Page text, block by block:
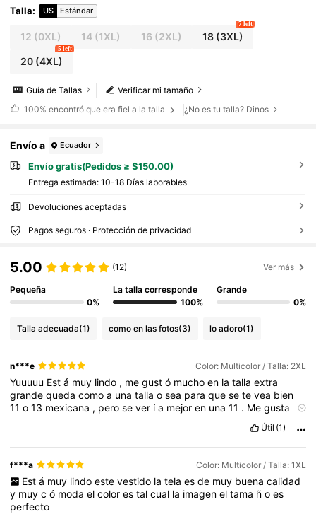
de música, tallas grandes
Talla: US Estándar
12 (0XL) 14 (1XL) 16 (2XL) 18(3XL)
7 left
20(4XL)
5 left
Verificar mi tamaño
Guía de Tallas
100% encontró que era fiel a la talla ¿No es tu talla? Dinos
Envío a Ecuador
Envío gratis(Pedidos ≥ $150.00)
Entrega estimada: 10-18 Días laborables
Devoluciones aceptadas
Pagos seguros · Protección de privacidad
5.00 (12) Ver más
Pequeña
0%
La talla corresponde
100%
Grande
0%
Talla adecuada(1) como en las fotos(3) lo adoro(1)
n***e Color: Multicolor / Talla: 2XL
Yuuuuu Está muy lindo , megustó muchoen latallaextra
grandequedacomoa unatallaosea paraquesetevea bien
11o13 mexicana , perosever ía mejoren una11 . Megusta
Útil (1)
f***a Color: Multicolor / Talla: 1XL
Est á muy lindo este vestido la tela es de muy buena calidad
y muycó modaelcolorestalcual la imageneltama ñoes
perfecto